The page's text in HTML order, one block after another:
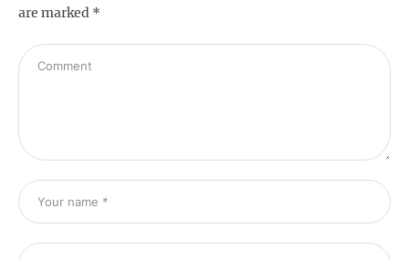
are marked *